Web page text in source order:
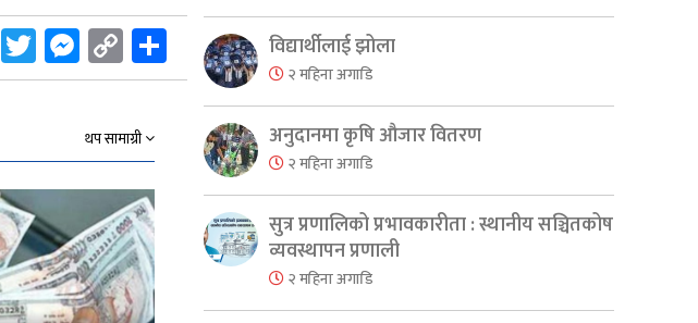
Facebook
Twitter
Messenger
Copy
Link
Share
थप सामाग्री
विद्यार्थीलाई झोला
२ महिना अगाडि
अनुदानमा कृषि औजार वितरण
२ महिना अगाडि
सुत्र प्रणालिको प्रभावकारीता : स्थानीय सञ्चितकोष
व्यवस्थापन प्रणाली
२ महिना अगाडि